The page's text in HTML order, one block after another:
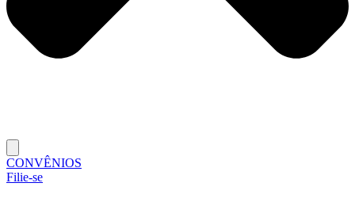
CONVÊNIOS
Filie-se